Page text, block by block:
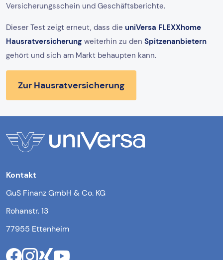
Versicherungsschein und Geschäftsberichte.
Dieser Test zeigt erneut, dass die uniVersa FLEXXhome
Hausratversicherung weiterhin zu den Spitzenanbietern
gehört und sich am Markt behaupten kann.
Zur Hausratversicherung
Kontakt
GuS Finanz GmbH & Co. KG
Rohanstr. 13
77955 Ettenheim